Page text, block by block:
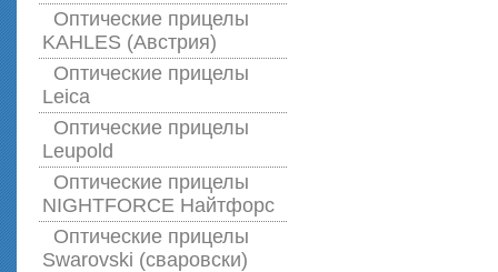
Оптические прицелы
KAHLES (Австрия)
Оптические прицелы
Leica
Оптические прицелы
Leupold
Оптические прицелы
NIGHTFORCE Найтфорс
Оптические прицелы
Swarovski (сваровски)